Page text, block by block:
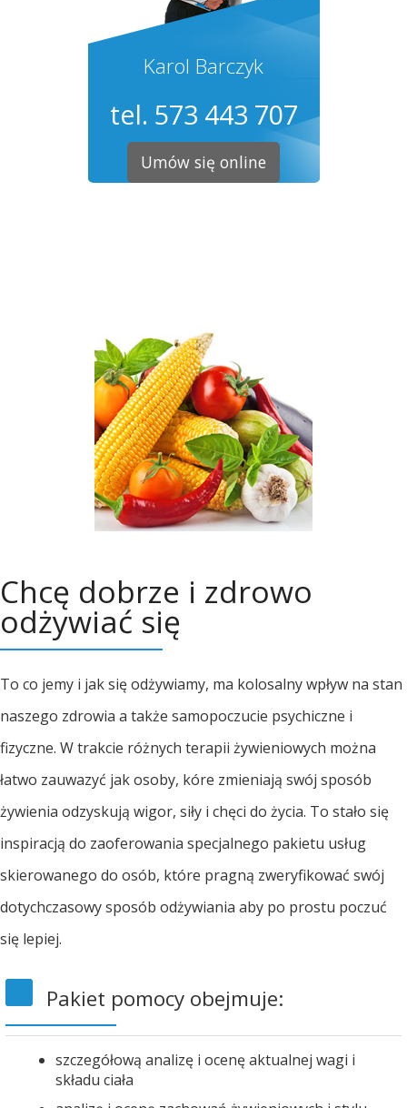
Karol Barczyk
tel. 573 443 707
Umów się online
Chcę dobrze i zdrowo
odżywiać się
To co jemy i jak się odżywiamy, ma kolosalny wpływ na stan
naszego zdrowia a także samopoczucie psychiczne i
fizyczne. W trakcie różnych terapii żywieniowych można
łatwo zauwazyć jak osoby, kóre zmieniają swój sposób
żywienia odzyskują wigor, siły i chęci do życia. To stało się
inspiracją do zaoferowania specjalnego pakietu usług
skierowanego do osób, które pragną zweryfikować swój
dotychczasowy sposób odżywiania aby po prostu poczuć
się lepiej.
Pakiet pomocy obejmuje:
szczegółową analizę i ocenę aktualnej wagi i
składu ciała